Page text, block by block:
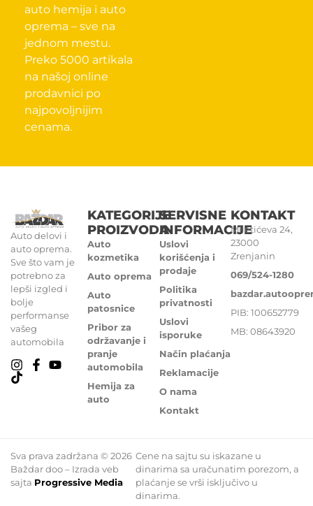
auto hemija i auto
oprema – sve na
jednom mestu.
Preko 5000 artikala
na našoj online
prodavnici po
najpovoljnijim
cenama.
Auto delovi i
auto oprema.
Sve što vam je
potrebno za
lepši izgled i
bolje
performanse
vašeg
automobila
KATEGORIJE
PROIZVODA
Auto
kozmetika
Auto oprema
Auto
patosnice
Pribor za
održavanje i
pranje
automobila
Hemija za
auto
SERVISNE
INFORMACIJE
Uslovi
korišćenja i
prodaje
Politika
privatnosti
Uslovi
isporuke
Način plaćanja
Reklamacije
O nama
Kontakt
KONTAKT
Miletićeva 24,
23000
Zrenjanin
069/524-1280
PIB: 100652779
MB: 08643920
Sva prava zadržana © 2026
Baždar doo – Izrada veb
sajta Progressive Media
Cene na sajtu su iskazane u
dinarima sa uračunatim porezom, a
plaćanje se vrši isključivo u
dinarima.